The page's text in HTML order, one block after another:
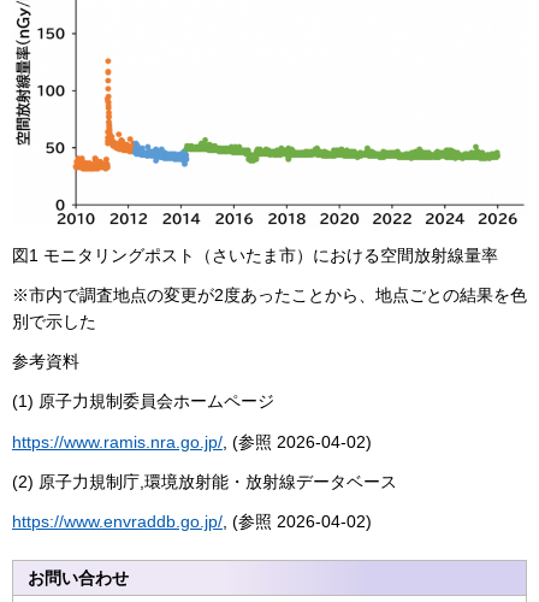
図1 モニタリングポスト（さいたま市）における空間放射線量率
※市内で調査地点の変更が2度あったことから、地点ごとの結果を色
別で示した
参考資料
(1) 原子力規制委員会ホームページ
https://www.ramis.nra.go.jp/ , (参照 2026-04-02)
(2) 原子力規制庁,環境放射能・放射線データベース
https://www.envraddb.go.jp/ , (参照 2026-04-02)
お問い合わせ